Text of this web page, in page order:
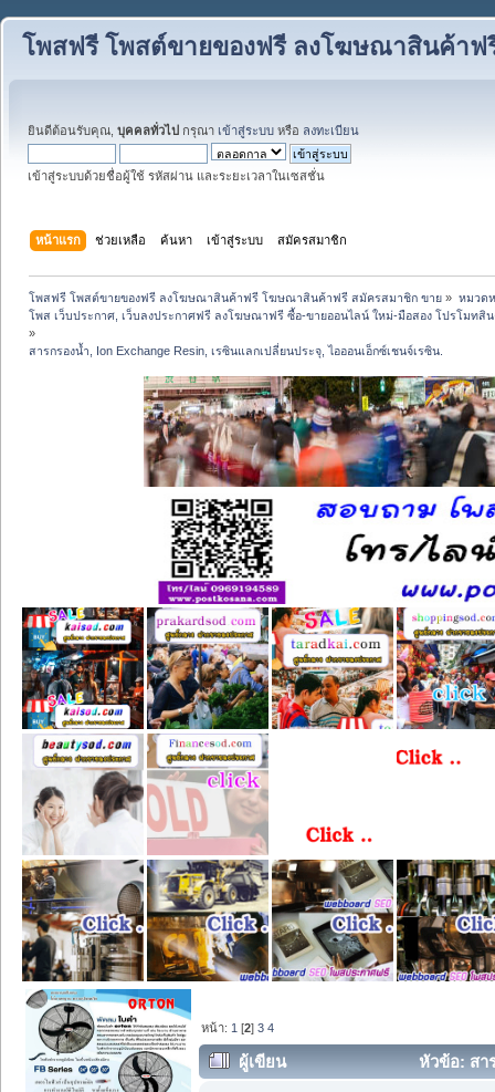
โพสฟรี โพสต์ขายของฟรี ลงโฆษณาสินค้า
ยินดีต้อนรับคุณ, บุคคลทั่วไป กรุณา เข้าสู่ระบบ หรือ ลงทะเบียน
เข้าสู่ระบบด้วยชื่อผู้ใช้ รหัสผ่าน และระยะเวลาในเซสชั่น
หน้าแรก ช่วยเหลือ ค้นหา เข้าสู่ระบบ สมัครสมาชิก
โพสฟรี โพสต์ขายของฟรี ลงโฆษณาสินค้าฟรี โฆษณาสินค้าฟรี สมัครสมาชิก ขาย » หมวด
โพส เว็บประกาศ, เว็บลงประกาศฟรี ลงโฆษณาฟรี ซื้อ-ขายออนไลน์ ใหม่-มือสอง โปรโมทสิ
»
สารกรองน้ำ, Ion Exchange Resin, เรซินแลกเปลี่ยนประจุ, ไอออนเอ็กซ์เชนจ์เรซิน.
หน้า: 1 [2]3 4
ผู้เขียน หัวข้อ: สา